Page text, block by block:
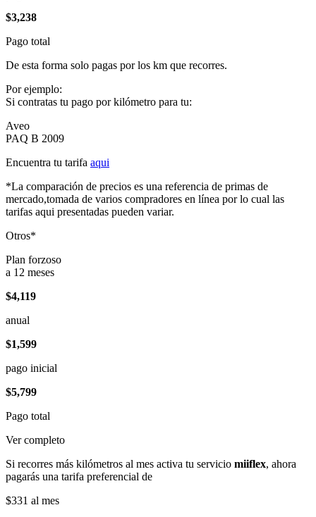
$3,238
Pago total
De esta forma solo pagas por los km que recorres.
Por ejemplo:
Si contratas tu pago por kilómetro para tu:
Aveo
PAQ B 2009
Encuentra tu tarifa aqui
*La comparación de precios es una referencia de primas de
mercado,tomada de varios compradores en línea por lo cual las
tarifas aqui presentadas pueden variar.
Otros*
Plan forzoso
a 12 meses
$4,119
anual
$1,599
pago inicial
$5,799
Pago total
Ver completo
Si recorres más kilómetros al mes activa tu servicio miiflex, ahora
pagarás una tarifa preferencial de
$331 al mes